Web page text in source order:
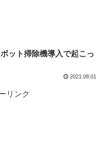
ット掃除機導入で起こっ
2021.08.01
リンク